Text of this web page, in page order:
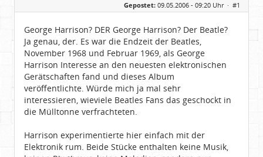
Gepostet: 09.05.2006 - 09:20 Uhr · #1
George Harrison? DER George Harrison? Der Beatle?
Ja genau, der. Es war die Endzeit der Beatles,
November 1968 und Februar 1969, als George
Harrison Interesse an den neuesten elektronischen
Gerätschaften fand und dieses Album
veröffentlichte. Würde mich ja mal sehr
interessieren, wieviele Beatles Fans das geschockt in
die Mülltonne verfrachteten.
Harrison experimentierte hier einfach mit der
Elektronik rum. Beide Stücke enthalten keine Musik,